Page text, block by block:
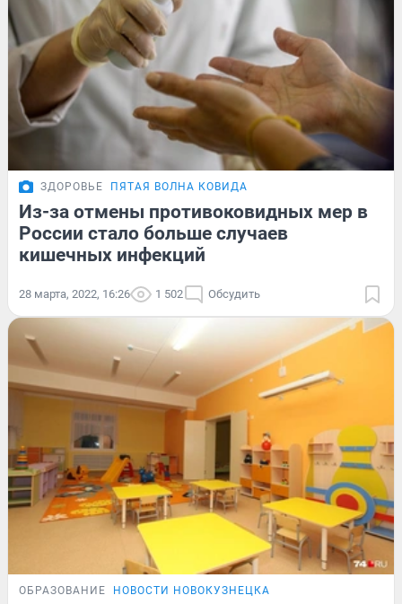
ЗДОРОВЬЕ ПЯТАЯ ВОЛНА КОВИДА
Из-за отмены противоковидных мер в
России стало больше случаев
кишечных инфекций
28 марта, 2022, 16:26 1 502 Обсудить
ОБРАЗОВАНИЕ НОВОСТИ НОВОКУЗНЕЦКА